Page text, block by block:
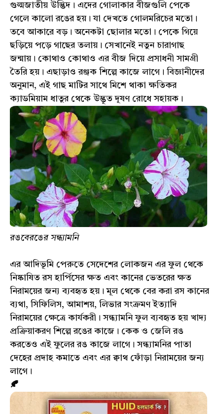
গুল্মজাতীয় উদ্ভিদ। এদের গোলাকার বীজগুলি পেকে
গেলে কালো রঙের হয়। যা দেখতে গোলমরিচের মতো।
তবে আকারে বড়। অনেকটা ছোলার মতো। পেকে গিয়ে
ছড়িয়ে পড়ে গাছের তলায়। সেখানেই নতুন চারাগাছ
জন্মায়। কোথাও কোথাও এর বীজ দিয়ে প্রসাধনী সামগ্রী
তৈরি হয়। এছাড়াও রঞ্জক শিল্পে কাজে লাগে। বিজ্ঞানীদের
অনুমান, এই গাছ মাটির সাথে মিশে থাকা ক্ষতিকর
ক্যাডমিয়াম ধাতুর থেকে উদ্ভূত দূষণ রোধে সহায়ক।
রঙবেরঙের সন্ধ্যামনি
এর আদিভূমি পেরুতে সেদেশের লোকজন এর ফুল থেকে
নিষ্কাষিত রস হার্পিসের ক্ষত এবং কানের ভেতরের ক্ষত
নিরাময়ের জন্য ব্যবহৃত হয়। মূল থেকে বের করা রস কানের
ব্যথা, সিফিলিস, আমাশয়, লিভার সংক্রমণ ইত্যাদি
নিরাময়ের ক্ষেত্রে কার্যকরী। সন্ধ্যামনি ফুল ব্যবহৃত হয় খাদ্য
প্রক্রিয়াকরণ শিল্পে রঙের কাজে। কেক ও জেলি রঙ
করতেও এই ফুলের রঙ কাজে লাগে। সন্ধ্যামনির পাতা
দেহের প্রদাহ কমাতে এবং এর ক্বাথ ফোঁড়া নিরাময়ের জন্য
লাগে।
🍂